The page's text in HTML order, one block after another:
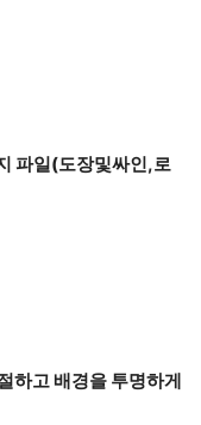
파일(도장및싸인,로
하고 배경을 투명하게